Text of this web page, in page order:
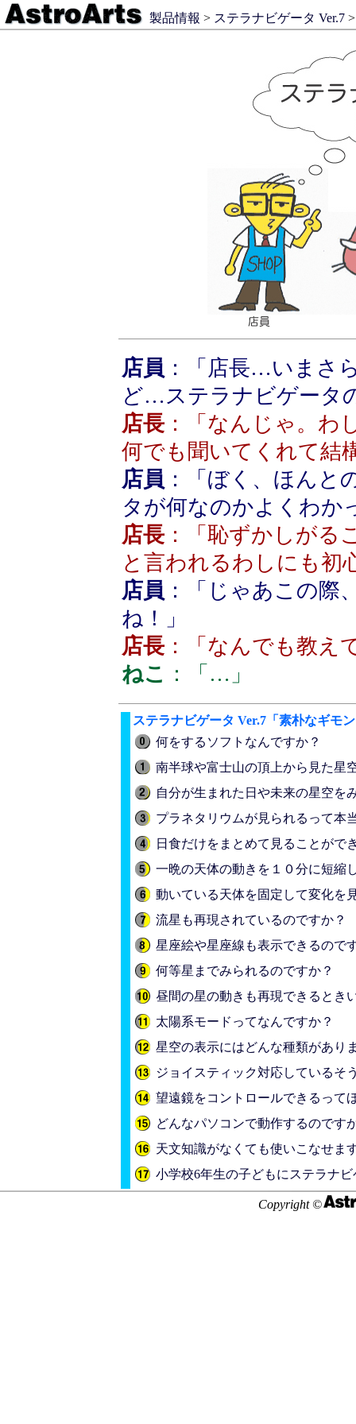
製品情報 > ステラナビゲータ Ver.7
店員 ：
「店長…いまさ
ど…ステラナビゲータ
店長 ： 「 なんじゃ。わ
何でも聞いてくれて結
店員 ：
「ぼく、ほん
タが何なのかよくわ
店長 ：
「恥ずかしがる
と言われるわしにも初
店員 ：
「じゃあこの際
ね！」
店長 ：
「なんでも教え
ねこ ： 「…」
ステラナビゲータ Ver.7「素朴なギモ
何をするソフトなんですか？
南半球や富士山の頂上から見た星
自分が生まれた日や未来の星空を
プラネタリウムが見られるって本
日食だけをまとめて見ることがで
一晩の天体の動きを１０分に短縮
動いている天体を固定して変化を
流星も再現されているのですか？
星座絵や星座線も表示できるので
何等星までみられるのですか？
昼間の星の動きも再現できるとき
太陽系モードってなんですか？
星空の表示にはどんな種類があり
ジョイスティック対応しているそ
望遠鏡をコントロールできるって
どんなパソコンで動作するのです
天文知識がなくても使いこなせま
小学校6年生の子どもにステラナ
Copyright ©